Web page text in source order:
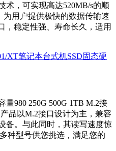
术，可实现高达520MB/s的顺
为用户提供极快的数据传输速
，稳定性强、寿命长久，适用
XT笔记本台式机SSD固态硬
980 250G 500G 1TB M.2接
品以M.2接口设计为主，兼容
备。与此同时，其读写速度惊
种型号供您挑选，满足您的